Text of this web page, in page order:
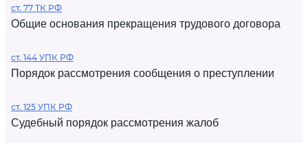
ст. 77 ТК РФ
Общие основания прекращения трудового договора
ст. 144 УПК РФ
Порядок рассмотрения сообщения о преступлении
ст. 125 УПК РФ
Судебный порядок рассмотрения жалоб